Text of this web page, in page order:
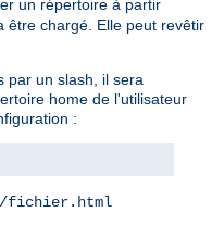
un répertoire à partir
être chargé. Elle peut revêtir
par un slash, il sera
home de l'utilisateur
:
fichier.html